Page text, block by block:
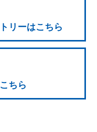
リーはこちら
ちら